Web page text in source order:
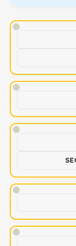
!
!
!
!
!